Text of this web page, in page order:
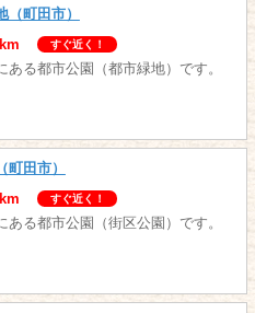
（町田市）
すぐ近く！
ある都市公園（都市緑地）です。
田市）
すぐ近く！
ある都市公園（街区公園）です。